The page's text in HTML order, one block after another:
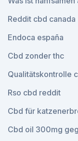
Reddit cbd canada
Endoca españa
Cbd zonder thc
Qualitätskontrolle
Rso cbd reddit
Cbd für
Cbd oil 300mg